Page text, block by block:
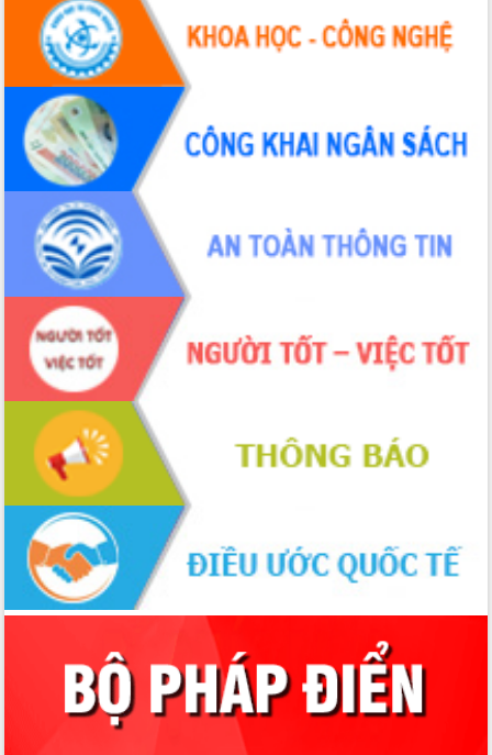
Thủ tướng Chính phủ Phạm Minh Chính
kiểm tra, chỉ đạo hoàn thành các dự
án cao tốc và thăm khu tái định cư tại
Đắk Lắk
Sôi nổi Hội đua ngựa truyền thống Gò
Thì Thùng mừng Xuân Bính Ngọ 2026
Lãnh đạo tỉnh dâng hương tưởng niệm
tại Đập Đồng Cam đầu Xuân Bính Ngọ
Ngành nông nghiệp phấn đấu tăng
trưởng đạt 5,86% trong năm 2026
UBND tỉnh Đắk Lắk triển khai công tác
quốc phòng, quân sự địa phương năm
2026
Đắk Lắk tập trung toàn lực khắc phục
tồn tại IUU, sẵn sàng làm việc với
Đoàn thanh tra EC
Chủ tịch UBND tỉnh Tạ Anh Tuấn thăm,
chúc mừng các bệnh viện nhân Ngày
Thầy thuốc Việt Nam
Rộn ràng lễ hội truyền thống Sông
nước Đà Nông lần thứ I năm 2026
Kỳ họp Chuyên đề lần thứ Năm, HĐND
tỉnh Đắk Lắk thông qua các nghị quyết
quan trọng
Thống nhất danh sách giới thiệu ứng
cử đại biểu Quốc hội khoá XVI và đại
2026-2031
Phát động hai phong trào thi đua quan
trọng trong kỷ nguyên mới
Hội nghị lần thứ tư Ban Chỉ đạo công